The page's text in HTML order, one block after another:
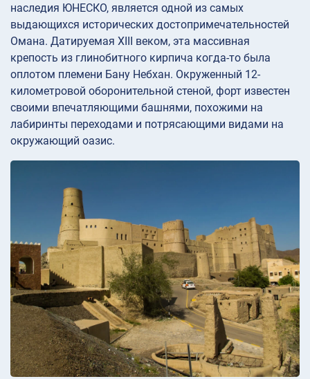
наследия ЮНЕСКО, является одной из самых
выдающихся исторических достопримечательностей
Омана. Датируемая XIII веком, эта массивная
крепость из глинобитного кирпича когда-то была
оплотом племени Бану Небхан. Окруженный 12-
километровой оборонительной стеной, форт известен
своими впечатляющими башнями, похожими на
лабиринты переходами и потрясающими видами на
окружающий оазис.